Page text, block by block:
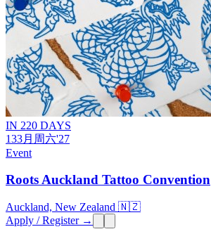
IN 220 DAYS
133月 周六'27
Event
Roots Auckland Tattoo Convention
Auckland, New Zealand 🇳🇿
Apply / Register →